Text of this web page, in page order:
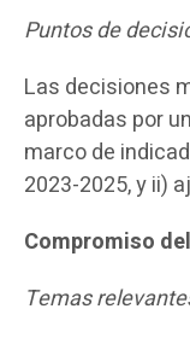
Puntos de
Las decisiones
aprobadas por
marco de
2023-2025, y ii)
Compromiso
Temas